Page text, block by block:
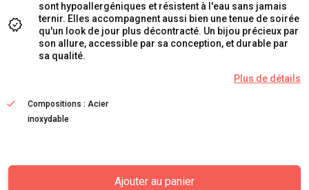
sont hypoallergéniques et résistent à l'eau sans jamais
ternir. Elles accompagnent aussi bien une tenue de soirée
qu'un look de jour plus décontracté. Un bijou précieux par
son allure, accessible par sa conception, et durable par
sa qualité.
Plus de détails
Compositions : Acier
inoxydable
Ajouter au panier